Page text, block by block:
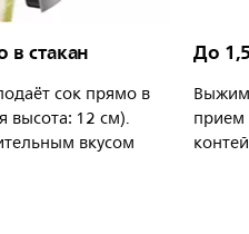
в стакан
сок прямо в
высота: 12 см).
вкусом
До
прием